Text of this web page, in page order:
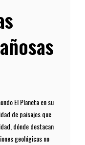
El Planeta en su
de paisajes que
dónde destacan
geológicas no